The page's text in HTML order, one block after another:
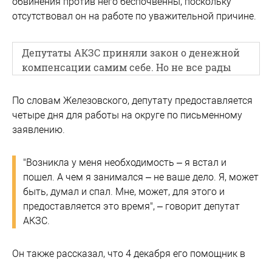
отсутствовал он на работе по уважительной причине.
Депутаты АКЗС приняли закон о денежной
компенсации самим себе. Но не все рады
По словам Железовского, депутату предоставляется
четыре дня для работы на округе по письменному
заявлению.
"Возникла у меня необходимость – я встал и
пошел. А чем я занимался – не ваше дело. Я, может
быть, думал и спал. Мне, может, для этого и
предоставляется это время", – говорит депутат
АКЗС.
Он также рассказал, что 4 декабря его помощник в